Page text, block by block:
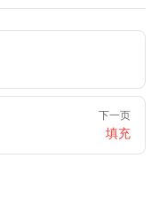
下一页
填充